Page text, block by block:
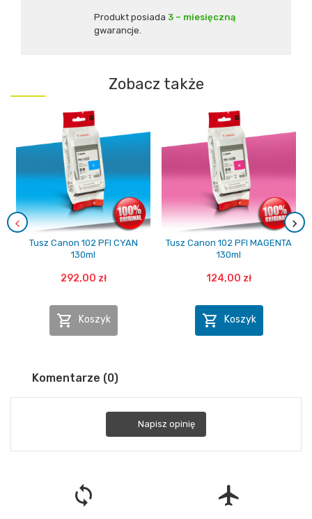
Produkt posiada 3 – miesięczną
gwarancje.
Zobacz także
Tusz Canon 102 PFI CYAN
130ml
292,00 zł
 Koszyk
Tusz Canon 102 PFI MAGENTA
130ml
124,00 zł
 Koszyk
Komentarze (0)
Napisz opinię
loop flight